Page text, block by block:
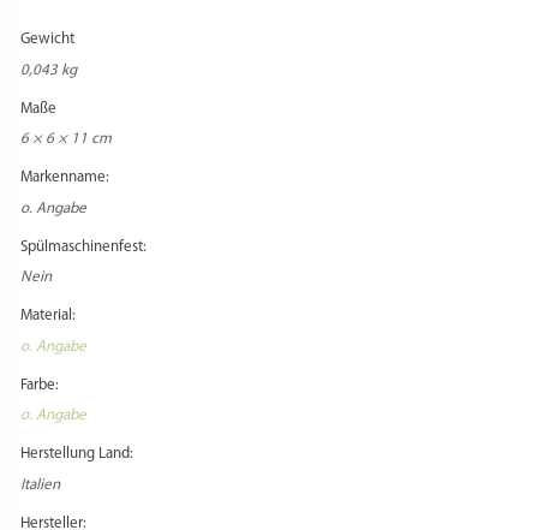
Gewicht
0,043 kg
Maße
6 × 6 × 11 cm
Markenname:
o. Angabe
Spülmaschinenfest:
Nein
Material:
o. Angabe
Farbe:
o. Angabe
Herstellung Land:
Italien
Hersteller: